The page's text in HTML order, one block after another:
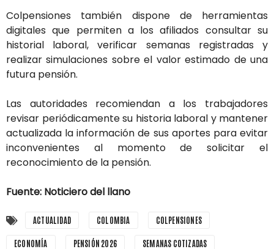
Colpensiones también dispone de herramientas
digitales que permiten a los afiliados consultar su
historial laboral, verificar semanas registradas y
realizar simulaciones sobre el valor estimado de una
futura pensión.
Las autoridades recomiendan a los trabajadores
revisar periódicamente su historia laboral y mantener
actualizada la información de sus aportes para evitar
inconvenientes al momento de solicitar el
reconocimiento de la pensión.
Fuente: Noticiero del llano
ACTUALIDAD COLOMBIA COLPENSIONES
ECONOMÍA PENSIÓN 2026 SEMANAS COTIZADAS